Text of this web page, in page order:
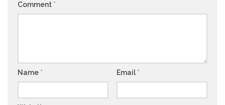
Comment *
Name * Email *